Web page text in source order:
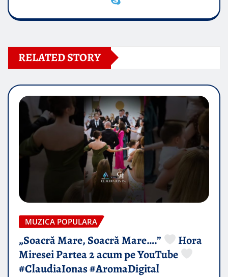
RELATED STORY
MUZICA POPULARA
„Soacră Mare, Soacră Mare….”
Hora
Miresei Partea 2 acum pe YouTube
#ClaudiaIonas #AromaDigital